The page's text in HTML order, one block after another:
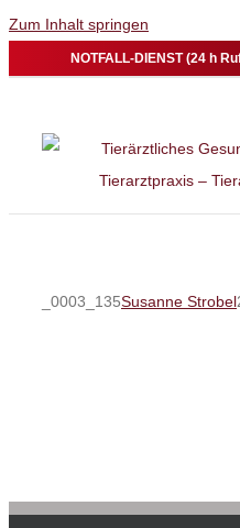
Zum Inhalt springen
NOTFALL-DIENST (24 h
_0003_135Susanne Strobel